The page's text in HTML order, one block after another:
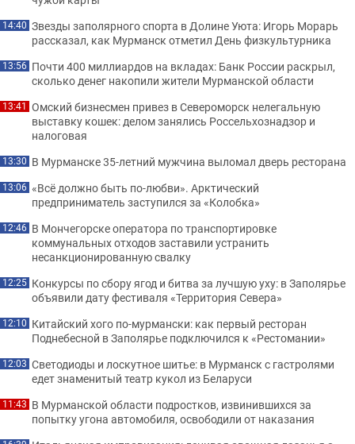
14:40 Звезды заполярного спорта в Долине Уюта: Игорь Морарь
рассказал, как Мурманск отметил День физкультурника
13:56 Почти 400 миллиардов на вкладах: Банк России раскрыл,
сколько денег накопили жители Мурманской области
13:41 Омский бизнесмен привез в Североморск нелегальную
выставку кошек: делом занялись Россельхознадзор и
налоговая
13:30 В Мурманске 35-летний мужчина выломал дверь ресторана
13:06 «Всё должно быть по-любви». Арктический
предприниматель заступился за «Колобка»
12:46 В Мончегорске оператора по транспортировке
коммунальных отходов заставили устранить
несанкционированную свалку
12:25 Конкурсы по сбору ягод и битва за лучшую уху: в Заполярье
объявили дату фестиваля «Территория Севера»
12:10 Китайский хого по-мурмански: как первый ресторан
Поднебесной в Заполярье подключился к «Рестомании»
12:03 Светодиоды и лоскутное шитье: в Мурманск с гастролями
едет знаменитый театр кукол из Беларуси
11:43 В Мурманской области подростков, извинившихся за
попытку угона автомобиля, освободили от наказания